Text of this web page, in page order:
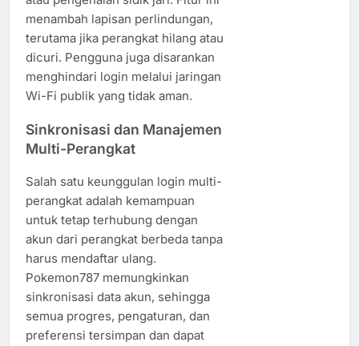
menambah lapisan perlindungan,
terutama jika perangkat hilang atau
dicuri. Pengguna juga disarankan
menghindari login melalui jaringan
Wi-Fi publik yang tidak aman.
Sinkronisasi dan Manajemen
Multi-Perangkat
Salah satu keunggulan login multi-
perangkat adalah kemampuan
untuk tetap terhubung dengan
akun dari perangkat berbeda tanpa
harus mendaftar ulang.
Pokemon787 memungkinkan
sinkronisasi data akun, sehingga
semua progres, pengaturan, dan
preferensi tersimpan dan dapat